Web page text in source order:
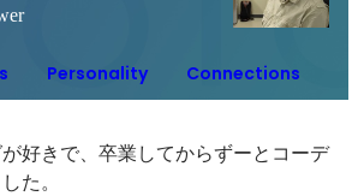
Personality Connections
好きで、卒業してからずーとコーデ
た。